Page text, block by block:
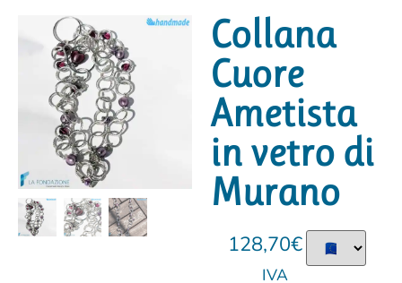
Collana
Cuore
Ametista
in vetro di
Murano
128,70€
IVA